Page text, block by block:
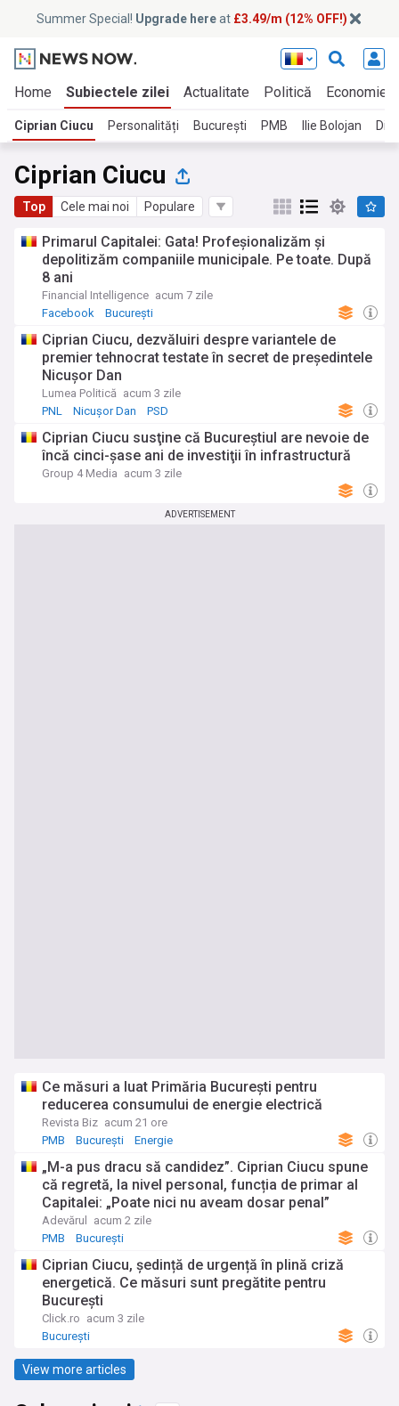
Summer Special! Upgrade hereat £3.49/m (12% OFF!)
Home Subiectele zilei Actualitate Politică Economie
Ciprian Ciucu Personalități București PMB Ilie Bolojan
Ciprian Ciucu
Top Cele mai noi Populare
Primarul Capitalei: Gata! Profeşionalizăm şi
depolitizăm companiile municipale. Pe toate. După
8 ani
Financial Intelligence acum 7 zile
Facebook
București
Ciprian Ciucu, dezvăluiri despre variantele de
premier tehnocrat testate în secret de președintele
Nicușor Dan
Lumea Politică acum 3 zile
PNL
Nicușor Dan PSD
Ciprian Ciucu susţine că Bucureştiul are nevoie de
încă cinci-şase ani de investiţii în infrastructură
Group 4 Media acum 3 zile
ADVERTISEMENT
Ce măsuri a luat Primăria București pentru
reducerea consumului de energie electrică
Revista Biz acum 21 ore
PMB
București Energie
„M-a pus dracu să candidez”. Ciprian Ciucu spune
că regretă, la nivel personal, funcția de primar al
Capitalei: „Poate nici nu aveam dosar penal”
Adevărul
acum 2 zile
PMB
București
Ciprian Ciucu, ședință de urgență în plină criză
energetică. Ce măsuri sunt pregătite pentru
București
Click.ro acum 3 zile
București
View more articles